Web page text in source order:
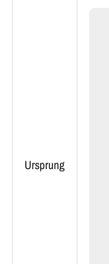
Ursprung